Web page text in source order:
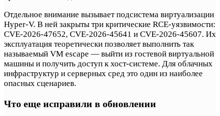
Отдельное внимание вызывает подсистема виртуализации
Hyper-V. В ней закрыты три критические RCE-уязвимости:
CVE-2026-47652, CVE-2026-45641 и CVE-2026-45607. Их
эксплуатация теоретически позволяет выполнить так
называемый VM escape — выйти из гостевой виртуальной
машины и получить доступ к хост-системе. Для облачных
инфраструктур и серверных сред это один из наиболее
опасных сценариев.
Что еще исправили в обновлении